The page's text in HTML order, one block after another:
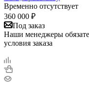
Временно отсутствует
360 000 ₽
Под заказ
Наши менеджеры
условия заказа